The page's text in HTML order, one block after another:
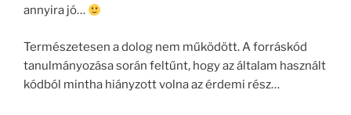
annyira jó…
Természetesen a dolog nem működött. A forráskód
tanulmányozása során feltűnt, hogy az általam használt
kódból mintha hiányzott volna az érdemi rész…